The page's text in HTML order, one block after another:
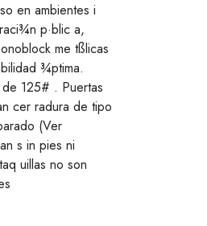
en ambientes i
p·blic a,
me tßlicas
¾ptima.
125# . Puertas
cer radura de tipo
(Ver
s in pies ni
uillas no son